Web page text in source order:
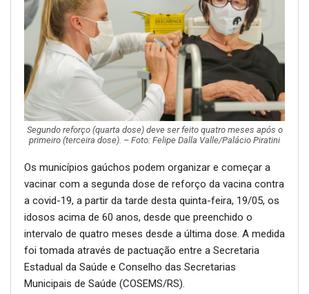
Segundo reforço (quarta dose) deve ser feito quatro meses após o
primeiro (terceira dose). – Foto: Felipe Dalla Valle/Palácio Piratini
Os municípios gaúchos podem organizar e começar a
vacinar com a segunda dose de reforço da vacina contra
a covid-19, a partir da tarde desta quinta-feira, 19/05, os
idosos acima de 60 anos, desde que preenchido o
intervalo de quatro meses desde a última dose. A medida
foi tomada através de pactuação entre a Secretaria
Estadual da Saúde e Conselho das Secretarias
Municipais de Saúde (COSEMS/RS).